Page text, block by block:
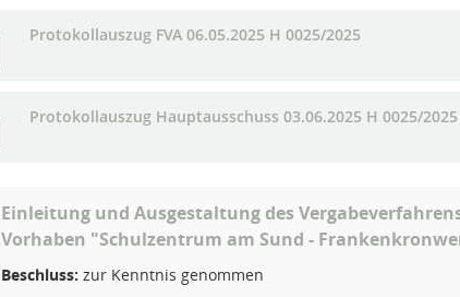
Protokollauszug FVA 06.05.2025 H 0025/2025
Protokollauszug Hauptausschuss 03.06.2025 H 0025/2025
Einleitung und Ausgestaltung des
Vorhaben "Schulzentrum am Sund -
Beschluss: zur Kenntnis genommen